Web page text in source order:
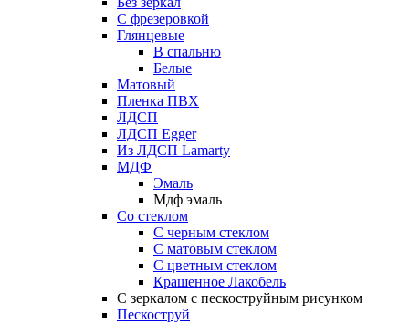
С фрезеровкой
Глянцевые
В спальню
Белые
Матовый
Пленка ПВХ
ЛДСП
ЛДСП Egger
Из ЛДСП Lamarty
МДФ
Эмаль
Мдф эмаль
Со стеклом
С черным стеклом
С матовым стеклом
С цветным стеклом
Крашенное Лакобель
С зеркалом с пескоструйным рисунком
Пескоструй